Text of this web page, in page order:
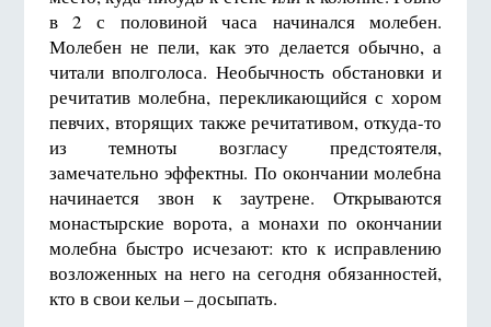
в 2 с половиной часа начинался молебен.
Молебен не пели, как это делается обычно, а
читали впол­голоса. Необычность обстановки и
речитатив молебна, перекликающийся с хором
певчих, вторящих также речита­тивом, откуда-то
из темноты возгласу предстоятеля,
замечательно эффектны. По окончании молебна
начинается звон к заутрене. Открываются
монастырские ворота, а монахи по окончании
молебна быстро исчезают: кто к исправлению
возложенных на него на сегодня обязанностей,
кто в свои кельи – досыпать.